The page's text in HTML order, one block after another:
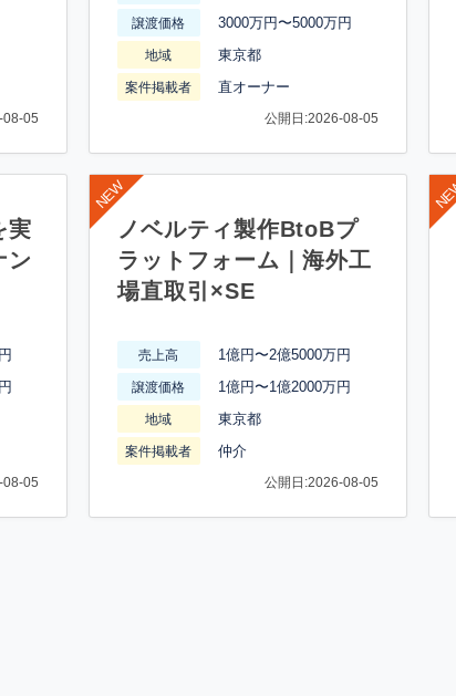
08-05
譲渡価格 3000万円〜5000万円
地域 東京都
案件掲載者 直オーナー
公開日:2026-08-05
実
ン
08-05
ノベルティ製作BtoBプ
ラットフォーム｜海外工
場直取引×SE
売上高 1億円〜2億5000万円
譲渡価格 1億円〜1億2000万円
地域 東京都
案件掲載者 仲介
公開日:2026-08-05